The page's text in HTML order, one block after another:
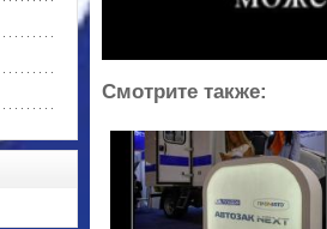
Смотрите также: